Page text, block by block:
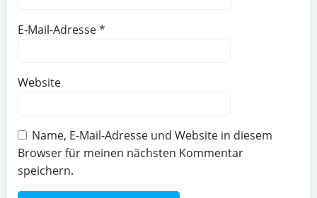
E-Mail-Adresse*
Website
Name, E-Mail-Adresse und Website in diesem
Browser für meinen nächsten Kommentar
speichern.